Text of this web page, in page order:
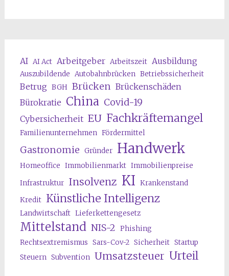
AI AI Act Arbeitgeber Arbeitszeit Ausbildung
Auszubildende Autobahnbrücken Betriebssicherheit
Betrug BGH Brücken Brückenschäden
Bürokratie China Covid-19
Cybersicherheit EU Fachkräftemangel
Familienunternehmen Fördermittel
Gastronomie Gründer Handwerk
Homeoffice Immobilienmarkt Immobilienpreise
Infrastruktur Insolvenz KI Krankenstand
Kredit Künstliche Intelligenz
Landwirtschaft Lieferkettengesetz
Mittelstand NIS-2 Phishing
Rechtsextremismus Sars-Cov-2 Sicherheit Startup
Steuern Subvention Umsatzsteuer Urteil